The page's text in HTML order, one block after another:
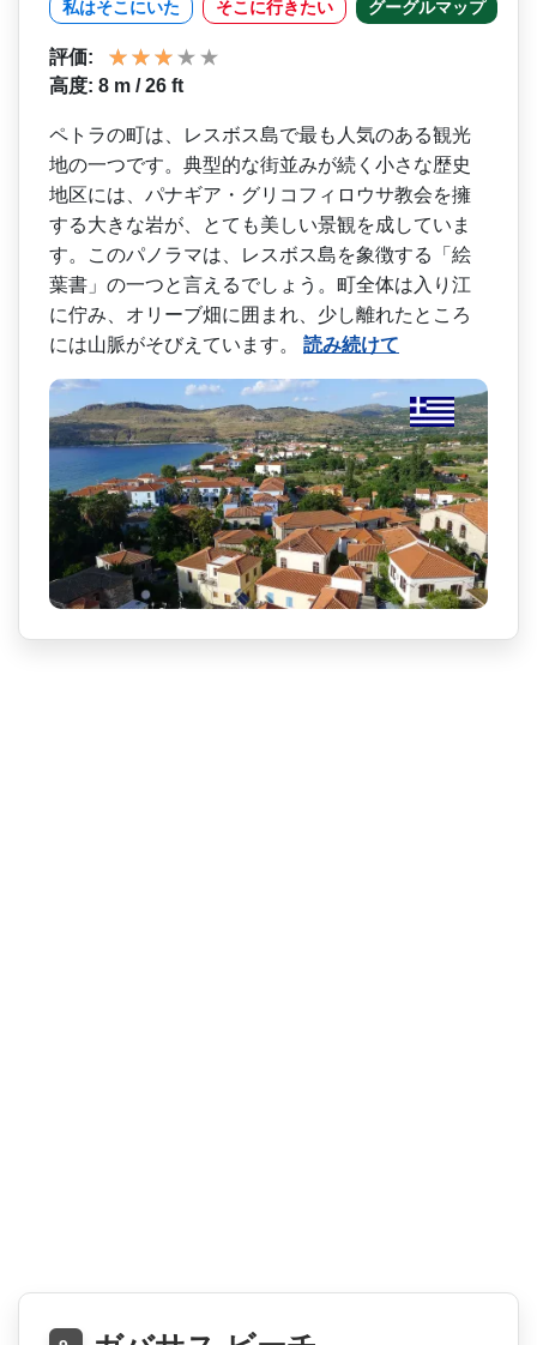
私はそこにいた そこに行きたい グーグルマップ
評価:
高度: 8 m / 26 ft
ペトラの町は、レスボス島で­最も人気のある観光
地の一つです。典型的な街並みが­続く小さな歴史
地区には、パナギア・グリコフィロウ­サ教会を擁
する大きな岩が、とても美しい景観を成し­ていま
す。このパノラマは、レスボス島を象徴する「­絵
葉書」の一つと言えるでしょう。町全体は入り江
に­佇み、オリーブ畑に囲まれ、少し離れたところ
には山­脈がそびえています。 読み続けて